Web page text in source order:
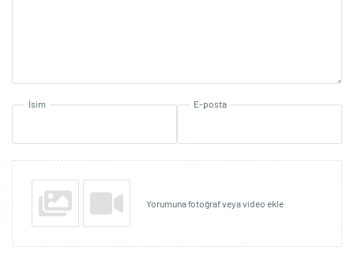
İsim E-posta
Yorumuna fotoğraf veya video ekle